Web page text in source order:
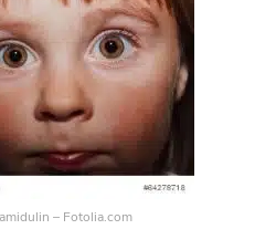
– Fotolia.com